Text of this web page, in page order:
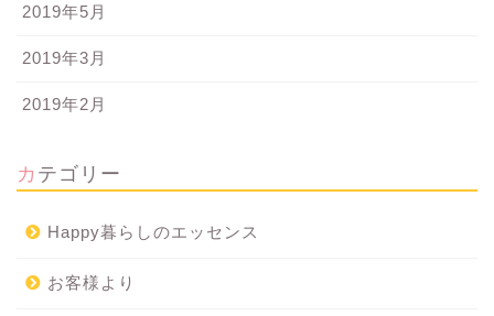
2019年5月
2019年3月
2019年2月
カテゴリー
Happy暮らしのエッセンス
お客様より